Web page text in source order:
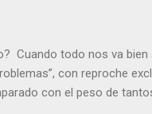
Cuando todo nos va
con reproche
con el peso de